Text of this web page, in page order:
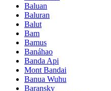
Baluan
Baluran
Balut
Bam
Bamus
Banáhao
Banda Api
Mont Bandai
Banua Wuhu
Baransky